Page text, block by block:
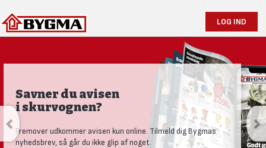
LOG IND
Savner du avisen
i skurvognen?
Fremover udkommer avisen kun online. Tilmeld dig Bygmas
nyhedsbrev, så går du ikke glip af noget.